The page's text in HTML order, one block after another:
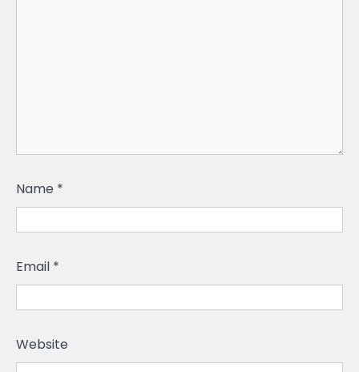
Name *
Email *
Website